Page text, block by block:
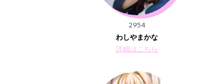
2954
わしやまかな
詳細はこちら